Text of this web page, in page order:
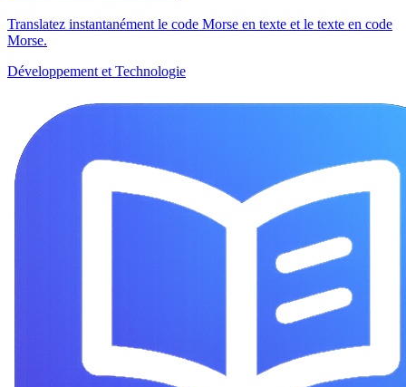
Translatez instantanément le code Morse en texte et le texte en code
Morse.
Développement et Technologie